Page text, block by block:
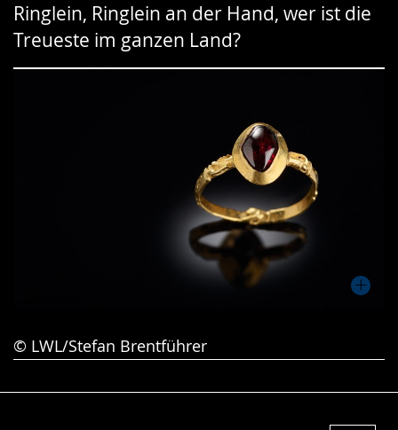
Ringlein, Ringlein an der Hand, wer ist die
Treueste im ganzen Land?
© LWL/Stefan Brentführer
wechseln.
Deutscher
Gebärdensprache
wird